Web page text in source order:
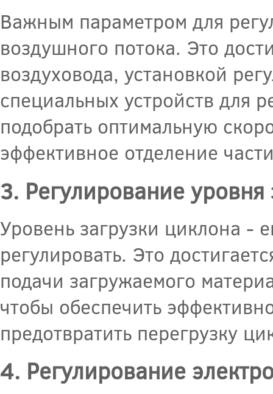
Важным параметром для
воздушного потока. Это
воздуховода, установкой
специальных устройств для
подобрать оптимальную
эффективное отделение
3. Регулирование уровня
Уровень загрузки циклона -
регулировать. Это
подачи загружаемого
чтобы обеспечить
предотвратить перегрузку
4. Регулирование